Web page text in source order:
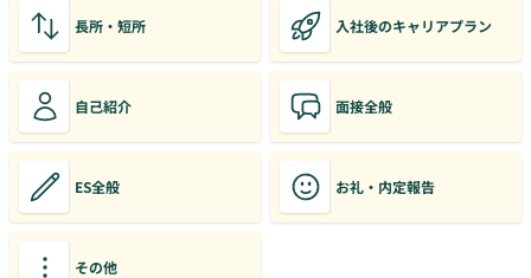
長所・短所 入社後のキャリアプラン
自己紹介 面接全般
ES全般 お礼・内定報告
その他